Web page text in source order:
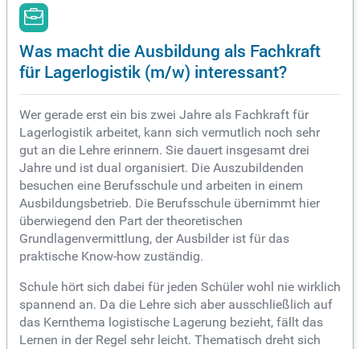
Was macht die Ausbildung als Fachkraft
für Lagerlogistik (m/w) interessant?
Wer gerade erst ein bis zwei Jahre als Fachkraft für
Lagerlogistik arbeitet, kann sich vermutlich noch sehr
gut an die Lehre erinnern. Sie dauert insgesamt drei
Jahre und ist dual organisiert. Die Auszubildenden
besuchen eine Berufsschule und arbeiten in einem
Ausbildungsbetrieb. Die Berufsschule übernimmt hier
überwiegend den Part der theoretischen
Grundlagenvermittlung, der Ausbilder ist für das
praktische Know-how zuständig.
Schule hört sich dabei für jeden Schüler wohl nie wirklich
spannend an. Da die Lehre sich aber ausschließlich auf
das Kernthema logistische Lagerung bezieht, fällt das
Lernen in der Regel sehr leicht. Thematisch dreht sich